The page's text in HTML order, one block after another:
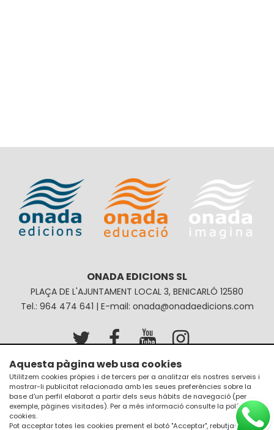
ONADA EDICIONS SL
PLAÇA DE L'AJUNTAMENT LOCAL 3, BENICARLÓ 12580
Tel.: 964 474 641 | E-mail: onada@onadaedicions.com
Avís legal
Política de privacitat
Política de galetes
Condicions de compra
Aquesta pàgina web usa cookies
Utilitzem cookies pròpies i de tercers per a analitzar els nostres serveis i
mostrar-li publicitat relacionada amb les seues preferències sobre la
base d'un perfil elaborat a partir dels seus hàbits de navegació (per
exemple, pàgines visitades). Per a més informació consulte la política de
cookies.
Pot acceptar totes les cookies prement el botó "Acceptar", rebutjar el seu